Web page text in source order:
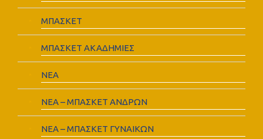
ΜΠΑΣΚΕΤ
ΜΠΑΣΚΕΤ ΑΚΑΔΗΜΙΕΣ
ΝΕΑ
ΝΕΑ – ΜΠΑΣΚΕΤ ΑΝΔΡΩΝ
ΝΕΑ – ΜΠΑΣΚΕΤ ΓΥΝΑΙΚΩΝ